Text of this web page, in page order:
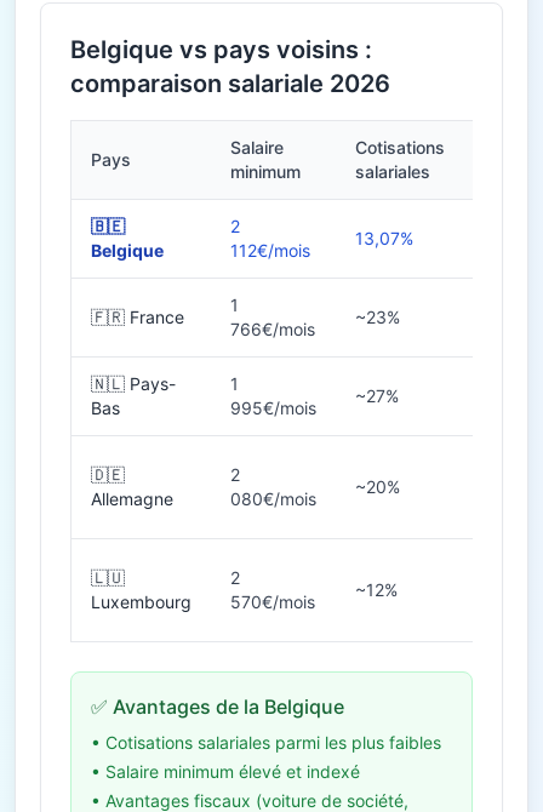
Belgique vs pays voisins :
comparaison salariale 2026
Pays
Salaire
minimum
Cotisations
salariales
🇧🇪
Belgique
2
112€/mois
13,07%
🇫🇷 France
1
766€/mois
~23%
🇳🇱 Pays-
Bas
1
995€/mois
~27%
🇩🇪
Allemagne
2
080€/mois
~20%
🇱🇺
Luxembourg
2
570€/mois
~12%
✅ Avantages de la Belgique
• Cotisations salariales parmi les plus faibles
• Salaire minimum élevé et indexé
• Avantages fiscaux (voiture de société,